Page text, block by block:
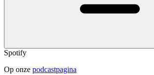
Spotify
Op onze podcastpagina